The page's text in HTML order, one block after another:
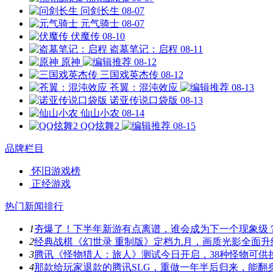
问剑长生 08-07
元气骑士 08-07
伏魔传 08-10
盗墓笔记：启程 08-11
原神
08-12
三国戏英杰传 08-12
苍翼：混沌效应
08-13
诺亚传说口袋版 08-13
仙山小农 08-14
QQ炫舞2
08-15
品牌栏目
怀旧游戏榜
正经游戏
热门新闻排行
1夯爆了！下半年新游有点离谱，谁会成为下一个现象级
2经典战棋《幻世录 重制版》定档九月，画质光影全面升
3腾讯《怪物猎人：旅人》测试今日开启，38种怪物可供
4那款给玩家退款的腾讯SLG，重做一年半后归来，能翻